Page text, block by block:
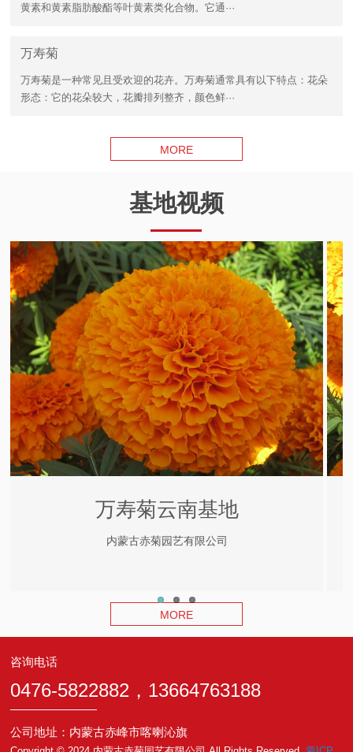
黄素和黄素脂肪酸酯等叶黄素类化合物。它通···
万寿菊
万寿菊是一种常见且受欢迎的花卉。万寿菊通常具有以下特点：花朵
形态：它的花朵较大，花瓣排列整齐，颜色鲜···
MORE
基地视频
万寿菊云南基地
内蒙古赤菊园艺有限公司
MORE
咨询电话
0476-5822882，13664763188
公司地址：内蒙古赤峰市喀喇沁旗